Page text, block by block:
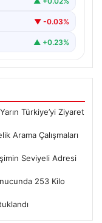
▼ -0.03%
▲ +0.23%
Türkiye’yi Ziyaret
Arama Çalışmaları
Seviyeli Adresi
253 Kilo